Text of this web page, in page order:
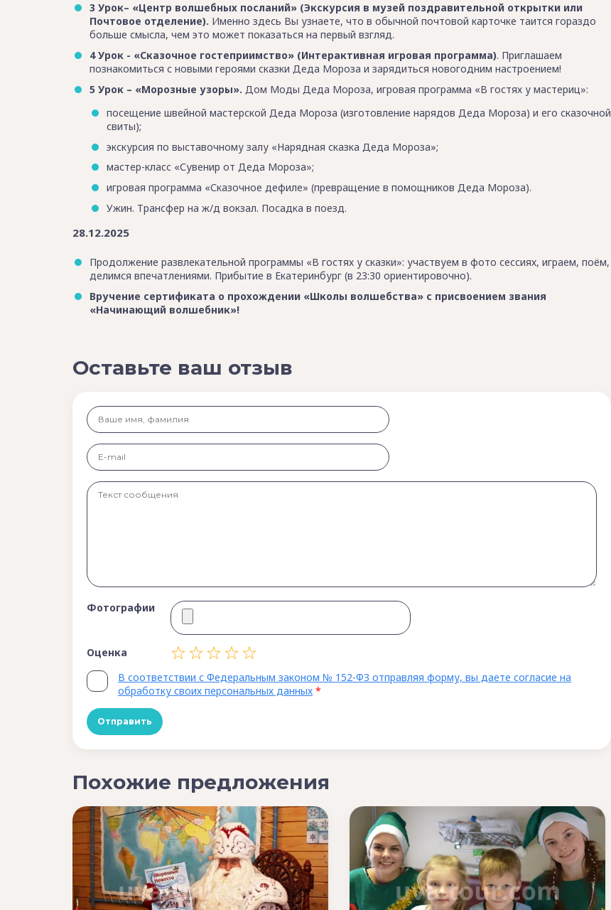
3 Урок– «Центр волшебных посланий» (Экскурсия в музей поздравительной открытки или
Почтовое отделение). Именно здесь Вы узнаете, что в обычной почтовой карточке таится гораздо
больше смысла, чем это может показаться на первый взгляд.
4 Урок - «Сказочное гостеприимство» (Интерактивная игровая программа). Приглашаем
познакомиться с новыми героями сказки Деда Мороза и зарядиться новогодним настроением!
5 Урок – «Морозные узоры». Дом Моды Деда Мороза, игровая программа «В гостях у мастериц»:
посещение швейной мастерской Деда Мороза (изготовление нарядов Деда Мороза) и его сказочной
свиты);
экскурсия по выставочному залу «Нарядная сказка Деда Мороза»;
мастер-класс «Сувенир от Деда Мороза»;
игровая программа «Сказочное дефиле» (превращение в помощников Деда Мороза).
Ужин. Трансфер на ж/д вокзал. Посадка в поезд.
28.12.2025
Продолжение развлекательной программы «В гостях у сказки»: участвуем в фото сессиях, играем, поём,
делимся впечатлениями. Прибытие в Екатеринбург (в 23:30 ориентировочно).
Вручение сертификата о прохождении «Школы волшебства» с присвоением звания
«Начинающий волшебник»!
Оставьте ваш отзыв
Фотографии
Оценка
В соответствии с Федеральным законом № 152-ФЗ отправляя форму, вы даете согласие на
обработку своих персональных данных *
Похожие предложения